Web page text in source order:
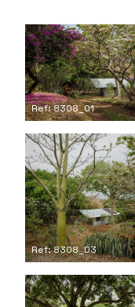
Ref: 8308_01
Ref: 8308_03